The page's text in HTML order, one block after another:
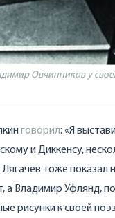
Овчинников у
говорил: «Я
и Диккенсу,
тоже показал
а Владимир Уфлянд,
рисунки к своей